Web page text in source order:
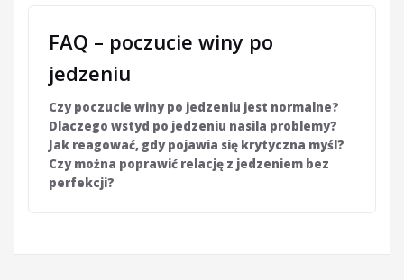
FAQ – poczucie winy po
jedzeniu
Czy poczucie winy po jedzeniu jest normalne?
Dlaczego wstyd po jedzeniu nasila problemy?
Jak reagować, gdy pojawia się krytyczna myśl?
Czy można poprawić relację z jedzeniem bez
perfekcji?